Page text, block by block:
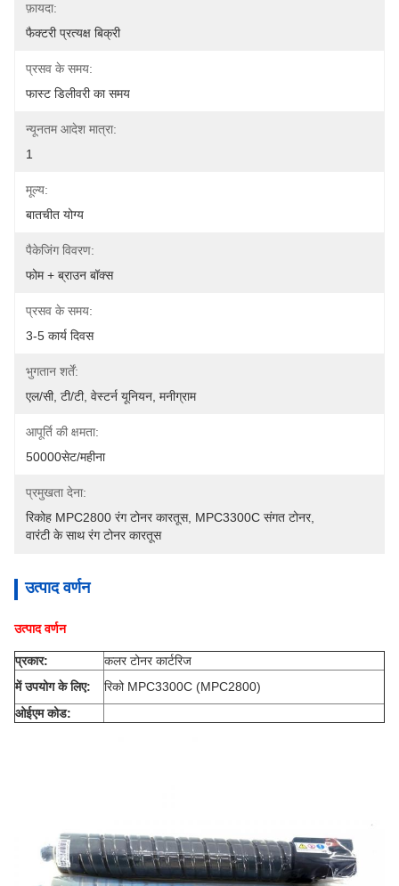
फ़ायदा:
फैक्टरी प्रत्यक्ष बिक्री
प्रसव के समय:
फास्ट डिलीवरी का समय
न्यूनतम आदेश मात्रा:
1
मूल्य:
बातचीत योग्य
पैकेजिंग विवरण:
फोम + ब्राउन बॉक्स
प्रसव के समय:
3-5 कार्य दिवस
भुगतान शर्तें:
एल/सी, टी/टी, वेस्टर्न यूनियन, मनीग्राम
आपूर्ति की क्षमता:
50000सेट/महीना
प्रमुखता देना:
रिकोह MPC2800 रंग टोनर कारतूस, MPC3300C संगत टोनर,
वारंटी के साथ रंग टोनर कारतूस
उत्पाद वर्णन
उत्पाद वर्णन
प्रकार:
कलर टोनर कार्टरिज
में उपयोग के लिए:
रिको MPC3300C (MPC2800)
ओईएम कोड: